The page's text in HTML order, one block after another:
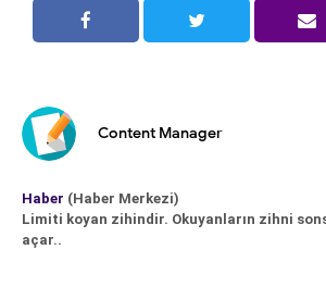
Content Manager
Haber (Haber Merkezi)
Limiti koyan zihindir. Okuyanların zihni
açar..